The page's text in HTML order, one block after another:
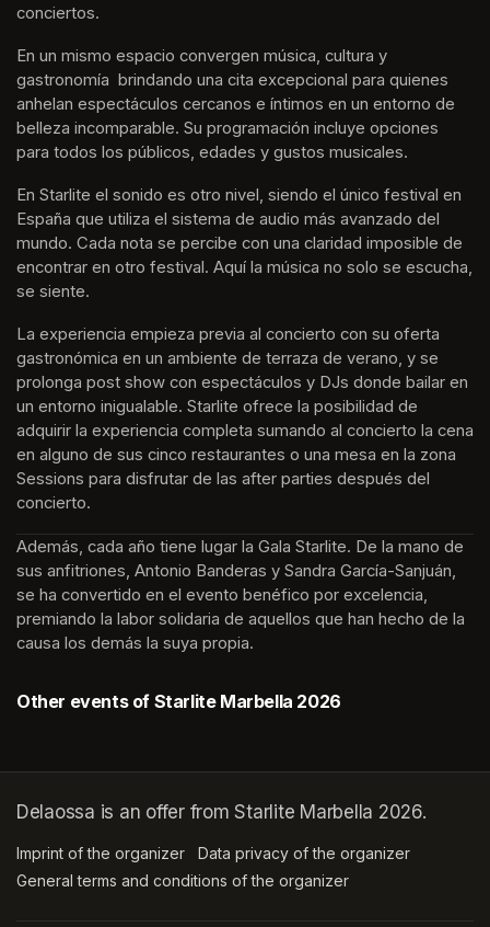
conciertos.
En un mismo espacio convergen música, cultura y
gastronomía  brindando una cita excepcional para quienes
anhelan espectáculos cercanos e íntimos en un entorno de
belleza incomparable. Su programación incluye opciones
para todos los públicos, edades y gustos musicales.
En Starlite el sonido es otro nivel, siendo el único festival en
España que utiliza el sistema de audio más avanzado del
mundo. Cada nota se percibe con una claridad imposible de
encontrar en otro festival. Aquí la música no solo se escucha,
se siente.
La experiencia empieza previa al concierto con su oferta
gastronómica en un ambiente de terraza de verano, y se
prolonga post show con espectáculos y DJs donde bailar en
un entorno inigualable. Starlite ofrece la posibilidad de
adquirir la experiencia completa sumando al concierto la cena
en alguno de sus cinco restaurantes o una mesa en la zona
Sessions para disfrutar de las after parties después del
concierto.
Además, cada año tiene lugar la Gala Starlite. De la mano de
sus anfitriones, Antonio Banderas y Sandra García-Sanjuán,
se ha convertido en el evento benéfico por excelencia,
premiando la labor solidaria de aquellos que han hecho de la
causa los demás la suya propia.
Other events of Starlite Marbella 2026
Delaossa is an offer from Starlite Marbella 2026.
Imprint of the organizer (opens in a new tab)
Data privacy of the organizer
General terms and conditions of the organizer